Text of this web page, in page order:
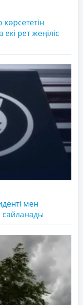
рет жеңіліс
мен
сайланады